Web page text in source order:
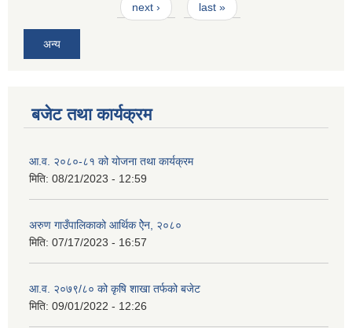
next › last »
अन्य
बजेट तथा कार्यक्रम
आ.व. २०८०-८१ को योजना तथा कार्यक्रम
मिति: 08/21/2023 - 12:59
अरुण गाउँपालिकाको आर्थिक ऐेन, २०८०
मिति: 07/17/2023 - 16:57
आ.व. २०७९/८० को कृषि शाखा तर्फको बजेट
मिति: 09/01/2022 - 12:26